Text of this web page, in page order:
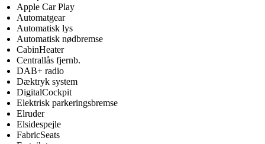
Apple Car Play
Automatgear
Automatisk lys
Automatisk nødbremse
CabinHeater
Centrallås fjernb.
DAB+ radio
Dæktryk system
DigitalCockpit
Elektrisk parkeringsbremse
Elruder
Elsidespejle
FabricSeats